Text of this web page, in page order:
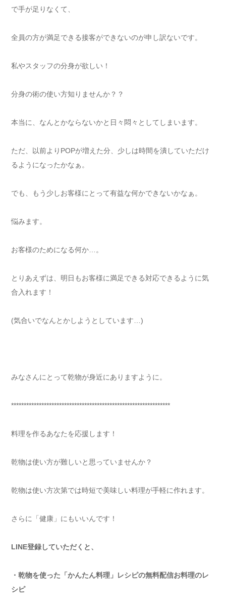
で手が足りなくて、
全員の方が満足できる接客ができないのが申し訳ないです。
私やスタッフの分身が欲しい！
分身の術の使い方知りませんか？？
本当に、なんとかならないかと日々悶々としてしまいます。
ただ、以前よりPOPが増えた分、少しは時間を潰していただけ
るようになったかなぁ。
でも、もう少しお客様にとって有益な何かできないかなぁ。
悩みます。
お客様のためになる何か…。
とりあえずは、明日もお客様に満足できる対応できるように気
合入れます！
(気合いでなんとかしようとしています…)
みなさんにとって乾物が身近にありますように。
***************************************************************
料理を作るあなたを応援します！
乾物は使い方が難しいと思っていませんか？
乾物は使い方次第では時短で美味しい料理が手軽に作れます。
さらに「健康」にもいいんです！
LINE登録していただくと、
・乾物を使った「かんたん料理」レシピの無料配信お料理のレ
シピ